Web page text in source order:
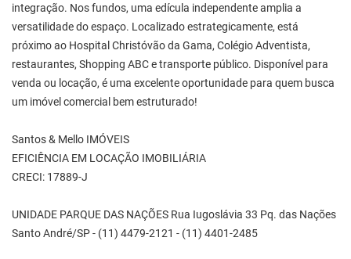
integração. Nos fundos, uma edícula independente amplia a
versatilidade do espaço. Localizado estrategicamente, está
próximo ao Hospital Christóvão da Gama, Colégio Adventista,
restaurantes, Shopping ABC e transporte público. Disponível para
venda ou locação, é uma excelente oportunidade para quem busca
um imóvel comercial bem estruturado!
Santos & Mello IMÓVEIS
EFICIÊNCIA EM LOCAÇÃO IMOBILIÁRIA
CRECI: 17889-J
UNIDADE PARQUE DAS NAÇÕES Rua Iugoslávia 33 Pq. das Nações
Santo André/SP - (11) 4479-2121 - (11) 4401-2485